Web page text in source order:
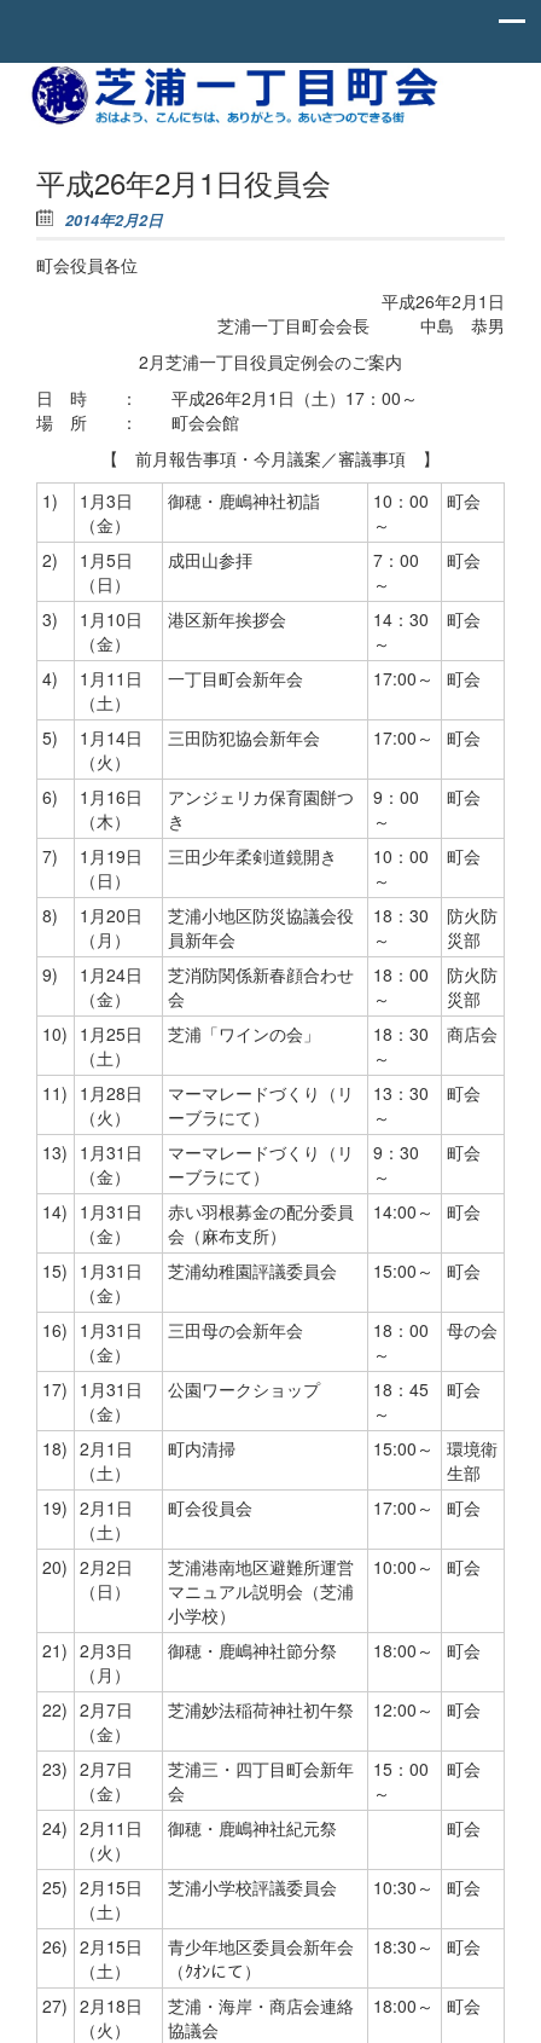
Skip to content
芝
一
丁
町
お
は
よ
こ
ん
に
ち
あ
さ
つ
き
る
街。
平成26年2月1日役員会
2014年2月2日
町会役員各位
平成26年2月1日
芝浦一丁目町会会長 中島 恭男
2月芝浦一丁目役員定例会のご案内
日 時 ： 平成26年2月1日（土）17：00～
場 所 ： 町会会館
【 前月報告事項・今月議案／審議事項 】
1)
1月3日
（金）
御穂・鹿嶋神社初詣
10：00
～
町会
2)
1月5日
（日）
成田山参拝
7：00
～
町会
3)
1月10日
（金）
港区新年挨拶会
14：30
～
町会
4)
1月11日
（土）
一丁目町会新年会 17:00～ 町会
5)
1月14日
（火）
三田防犯協会新年会 17:00～ 町会
6)
1月16日
（木）
アンジェリカ保育園餅つ
き
9：00
～
町会
7)
1月19日
（日）
三田少年柔剣道鏡開き
10：00
～
町会
8)
1月20日
（月）
芝浦小地区防災協議会役
員新年会
18：30
～
防火防
災部
9)
1月24日
（金）
芝消防関係新春顔合わせ
会
18：00
～
防火防
災部
10) 1月25日
（土）
芝浦「ワインの会」
18：30
～
商店会
11) 1月28日
（火）
マーマレードづくり（リ
ーブラにて）
13：30
～
町会
13) 1月31日
（金）
マーマレードづくり（リ
ーブラにて）
9：30
～
町会
14) 1月31日
（金）
赤い羽根募金の配分委員
会（麻布支所）
14:00～ 町会
15) 1月31日
（金）
芝浦幼稚園評議委員会 15:00～ 町会
16) 1月31日
（金）
三田母の会新年会
18：00
～
母の会
17) 1月31日
（金）
公園ワークショップ
18：45
～
町会
18) 2月1日
（土）
町内清掃 15:00～
環境衛
生部
19) 2月1日
（土）
町会役員会 17:00～ 町会
20) 2月2日
（日）
芝浦港南地区避難所運営
マニュアル説明会（芝浦
小学校）
10:00～ 町会
21) 2月3日
（月）
御穂・鹿嶋神社節分祭 18:00～ 町会
22) 2月7日
（金）
芝浦妙法稲荷神社初午祭 12:00～ 町会
23) 2月7日
（金）
芝浦三・四丁目町会新年
会
15：00
～
町会
24) 2月11日
（火）
御穂・鹿嶋神社紀元祭 町会
25) 2月15日
（土）
芝浦小学校評議委員会 10:30～ 町会
26) 2月15日
（土）
青少年地区委員会新年会
（ｸｵﾝにて）
18:30～ 町会
27) 2月18日
（火）
芝浦・海岸・商店会連絡
協議会
18:00～ 町会